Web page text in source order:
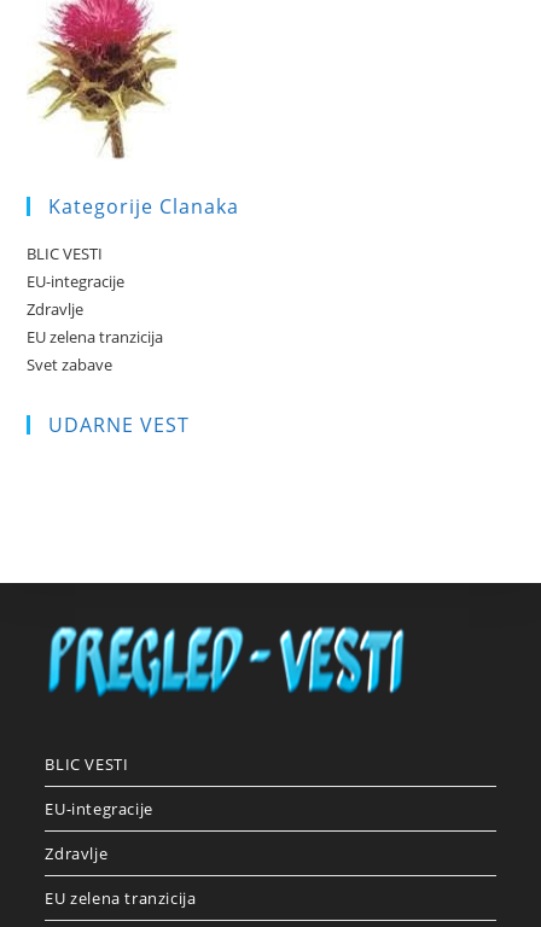
Kategorije Clanaka
BLIC VESTI
EU-integracije
Zdravlje
EU zelena tranzicija
Svet zabave
UDARNE VEST
BLIC VESTI
EU-integracije
Zdravlje
EU zelena tranzicija